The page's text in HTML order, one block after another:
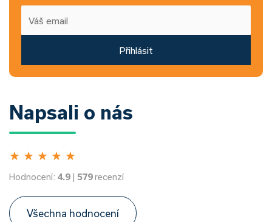
Přihlásit
Napsali o nás
★ ★ ★ ★ ★
Hodnocení: 4.9 | 579recenzí
Všechna hodnocení